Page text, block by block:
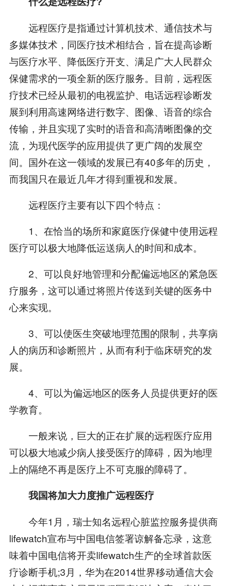
远程医疗是指通过计算机技术、通信技术与
多媒体技术，同医疗技术相结合，旨在提高诊断
与医疗水平、降低医疗开支、满足广大人民群众
保健需求的一项全新的医疗服务。目前，远程医
疗技术已经从最初的电视监护、电话远程诊断发
展到利用高速网络进行数字、图像、语音的综合
传输，并且实现了实时的语音和高清晰图像的交
流，为现代医学的应用提供了更广阔的发展空
间。国外在这一领域的发展已有40多年的历史，
而我国只在最近几年才得到重视和发展。
远程医疗主要有以下四个特点：
1、在恰当的场所和家庭医疗保健中使用远程
医疗可以极大地降低运送病人的时间和成本。
2、可以良好地管理和分配偏远地区的紧急医
疗服务，这可以通过将照片传送到关键的医务中
心来实现。
3、可以使医生突破地理范围的限制，共享病
人的病历和诊断照片，从而有利于临床研究的发
展。
4、可以为偏远地区的医务人员提供更好的医
学教育。
一般来说，巨大的正在扩展的远程医疗应用
可以极大地减少病人接受医疗的障碍，因为地理
上的隔绝不再是医疗上不可克服的障碍了。
我国将加大力度推广远程医疗
今年1月，瑞士知名远程心脏监控服务提供商
lifewatch宣布与中国电信签署谅解备忘录，这意
味着中国电信将开卖lifewatch生产的全球首款医
疗诊断手机;3月，华为在2014世界移动通信大会